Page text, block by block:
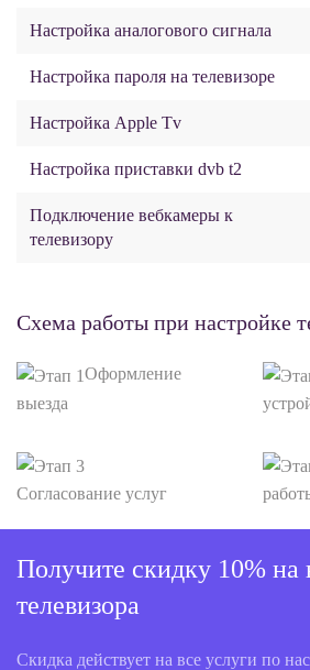
Настройка аналогового сигнала
Настройка пароля на телевизоре
Настройка Apple Tv
Настройка приставки dvb t2
Подключение вебкамеры к
телевизору
Схема работы при настройке
Оформление
выезда
Согласование услуг
Получите скидку 10% на
телевизора
Скидка действует на все услуги по